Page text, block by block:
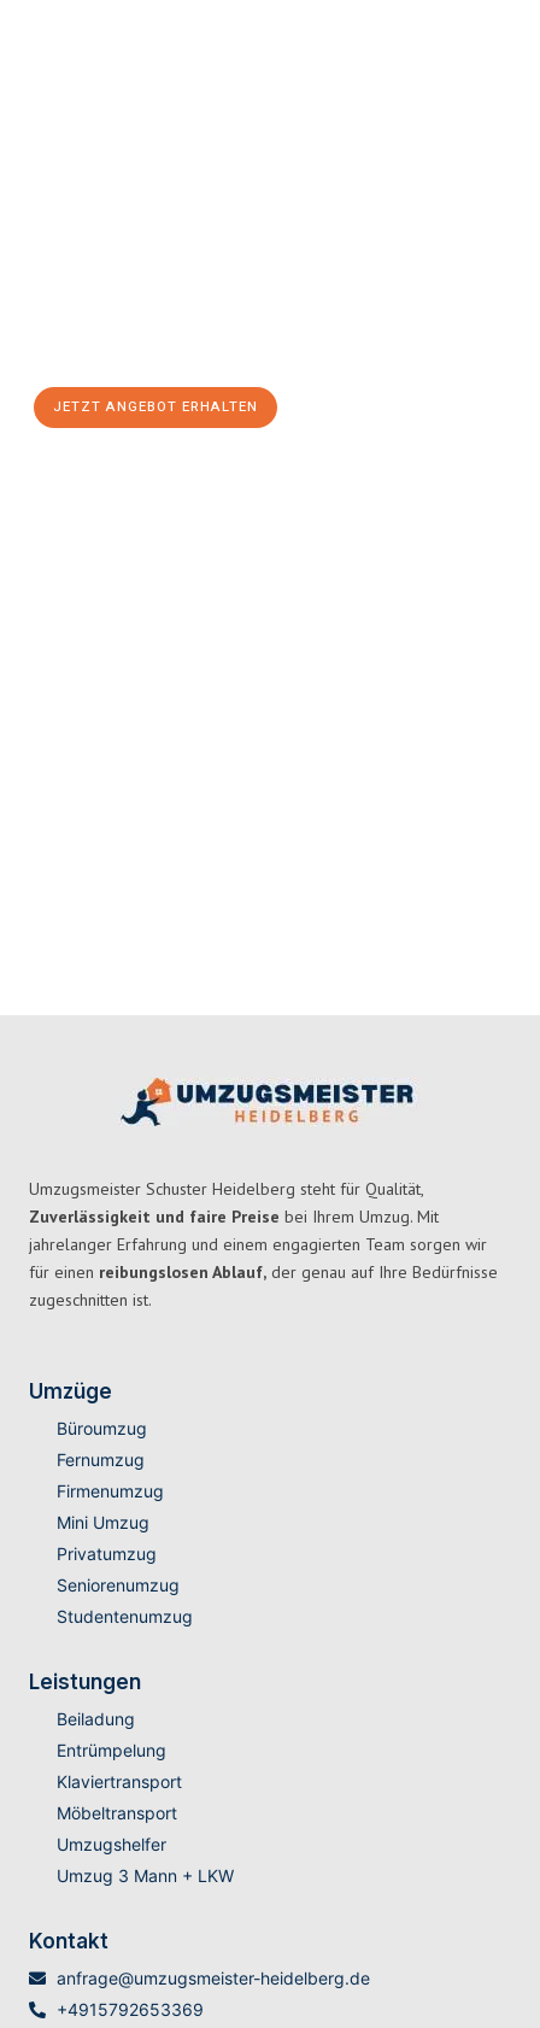
JETZT ANGEBOT ERHALTEN
Umzugsmeister Schuster Heidelberg steht für Qualität,
Zuverlässigkeit und faire Preise bei Ihrem Umzug. Mit
jahrelanger Erfahrung und einem engagierten Team sorgen wir
für einen reibungslosen Ablauf, der genau auf Ihre Bedürfnisse
zugeschnitten ist.
Umzüge
Büroumzug
Fernumzug
Firmenumzug
Mini Umzug
Privatumzug
Seniorenumzug
Studentenumzug
Leistungen
Beiladung
Entrümpelung
Klaviertransport
Möbeltransport
Umzugshelfer
Umzug 3 Mann + LKW
Kontakt
anfrage@umzugsmeister-heidelberg.de
+4915792653369